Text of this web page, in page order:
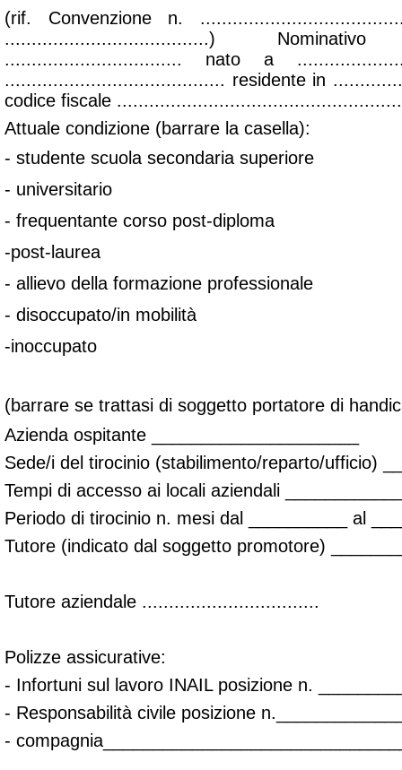
(rif. Convenzione n.
......................................)
................................. nato a
......................................... residente in
codice fiscale
Attuale condizione (barrare la casella):
- studente scuola secondaria superiore
- universitario
- frequentante corso post-diploma
-post-laurea
- allievo della formazione professionale
- disoccupato/in mobilità
-inoccupato
(barrare se trattasi di soggetto portatore di
Azienda ospitante _____________________
Sede/i del tirocinio (stabilimento/reparto/ufficio)
Tempi di accesso ai locali aziendali
Periodo di tirocinio n. mesi dal __________ al
Tutore (indicato dal soggetto promotore)
Tutore aziendale .................................
Polizze assicurative:
- Infortuni sul lavoro INAIL posizione n.
- Responsabilità civile posizione
-